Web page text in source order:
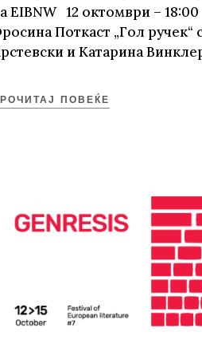
EIBNW 12 октомври –
Поткаст „Гол ручек“
и Катарина
ПОВЕЌЕ